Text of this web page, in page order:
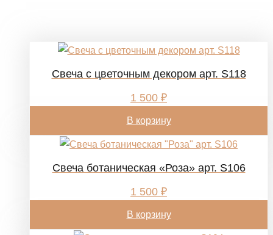
Свеча с цветочным декором арт. S118
1 500 ₽
В корзину
Свеча ботаническая «Роза» арт. S106
1 500 ₽
В корзину